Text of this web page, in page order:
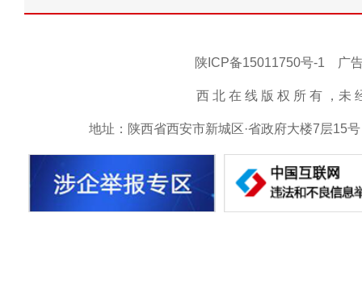
陕ICP备15011750号-1 广
西 北 在 线 版 权 所 有 ，未
地址：陕西省西安市新城区·省政府大楼7层